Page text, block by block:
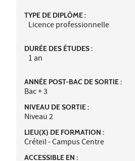
TYPE DE DIPLÔME :
Licence professionnelle
DURÉE DES ÉTUDES :
1 an
ANNÉE POST-BAC DE SORTIE :
Bac + 3
NIVEAU DE SORTIE :
Niveau 2
LIEU(X) DE FORMATION :
Créteil - Campus Centre
ACCESSIBLE EN :